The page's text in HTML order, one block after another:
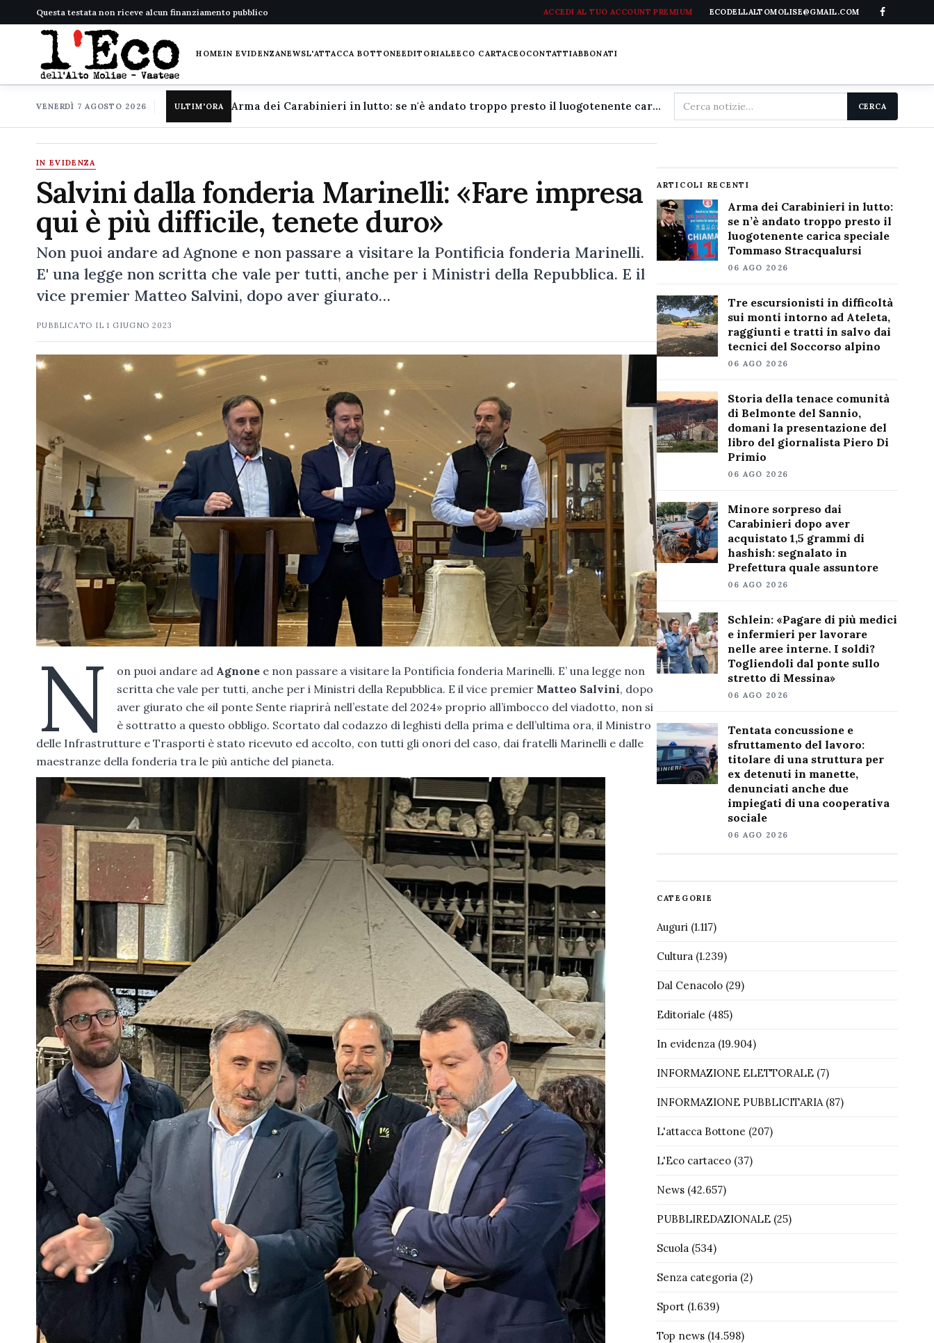
Questa testata non riceve alcun finanziamento pubblico ACCEDI AL TUO ACCOUNT PREMIUM ECODELLALTOMOLISE@GMAIL.COM
HOMEIN EVIDENZANEWSL'ATTACCA BOTTONEEDITORIALEECO CARTACEOCONTATTIABBONATI
VENERDÌ 7 AGOSTO 2026 ULTIM'ORA Arma dei Carabinieri in lutto: se n'è andato troppo presto il luogotenente carica speciale Tommaso Stracqualursi
Cerca
nel
CERCA
IN EVIDENZA
Salvini dalla fonderia Marinelli: «Fare impresa
qui è più difficile, tenete duro»
Non puoi andare ad Agnone e non passare a visitare la Pontificia fonderia Marinelli.
E' una legge non scritta che vale per tutti, anche per i Ministri della Repubblica. E il
vice premier Matteo Salvini, dopo aver giurato…
PUBBLICATO IL1 GIUGNO 2023
N on puoi andare ad Agnone e non passare a visitare la Pontificia fonderia Marinelli. E’ una legge non
scritta che vale per tutti, anche per i Ministri della Repubblica. E il vice premier Matteo Salvini, dopo
aver giurato che «il ponte Sente riaprirà nell’estate del 2024» proprio all’imbocco del viadotto, non si
è sottratto a questo obbligo. Scortato dal codazzo di leghisti della prima e dell’ultima ora, il Ministro
delle Infrastrutture e Trasporti è stato ricevuto ed accolto, con tutti gli onori del caso, dai fratelli Marinelli e dalle
maestranze della fonderia tra le più antiche del pianeta.
ARTICOLI RECENTI
Arma dei Carabinieri in lutto:
se n’è andato troppo presto il
luogotenente carica speciale
Tommaso Stracqualursi
06 AGO 2026
Tre escursionisti in difficoltà
sui monti intorno ad Ateleta,
raggiunti e tratti in salvo dai
tecnici del Soccorso alpino
06 AGO 2026
Storia della tenace comunità
di Belmonte del Sannio,
domani la presentazione del
libro del giornalista Piero Di
Primio
06 AGO 2026
Minore sorpreso dai
Carabinieri dopo aver
acquistato 1,5 grammi di
hashish: segnalato in
Prefettura quale assuntore
06 AGO 2026
Schlein: «Pagare di più medici
e infermieri per lavorare
nelle aree interne. I soldi?
Togliendoli dal ponte sullo
stretto di Messina»
06 AGO 2026
Tentata concussione e
sfruttamento del lavoro:
titolare di una struttura per
ex detenuti in manette,
denunciati anche due
impiegati di una cooperativa
sociale
06 AGO 2026
CATEGORIE
Auguri(1.117)
Cultura(1.239)
Dal Cenacolo(29)
Editoriale (485)
In evidenza(19.904)
INFORMAZIONE ELETTORALE(7)
INFORMAZIONE PUBBLICITARIA(87)
L'attacca Bottone (207)
L'Eco cartaceo(37)
News(42.657)
PUBBLIREDAZIONALE(25)
Scuola(534)
Senza categoria(2)
Sport(1.639)
Top news(14.598)